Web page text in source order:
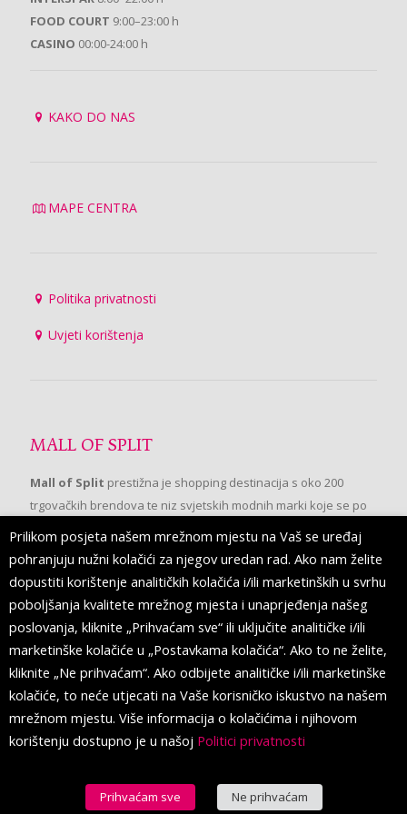
FOOD COURT 9:00–23:00 h
CASINO 00:00-24:00 h
KAKO DO NAS
MAPE CENTRA
Politika privatnosti
Uvjeti korištenja
MALL OF SPLIT
Mall of Split prestižna je shopping destinacija s oko 200
trgovačkih brendova te niz svjetskih modnih marki koje se po
prvi put pojavljuju u Splitu.
PRATITE NAS
Prilikom posjeta našem mrežnom mjestu na Vaš se uređaj
pohranjuju nužni kolačići za njegov uredan rad. Ako nam želite
dopustiti korištenje analitičkih kolačića i/ili marketinških u svrhu
poboljšanja kvalitete mrežnog mjesta i unaprjeđenja našeg
poslovanja, kliknite „Prihvaćam sve“ ili uključite analitičke i/ili
marketinške kolačiće u „Postavkama kolačića“. Ako to ne želite,
kliknite „Ne prihvaćam“. Ako odbijete analitičke i/ili marketinške
kolačiće, to neće utjecati na Vaše korisničko iskustvo na našem
mrežnom mjestu. Više informacija o kolačićima i njihovom
korištenju dostupno je u našoj Politici privatnosti
Prihvaćam sve Ne prihvaćam